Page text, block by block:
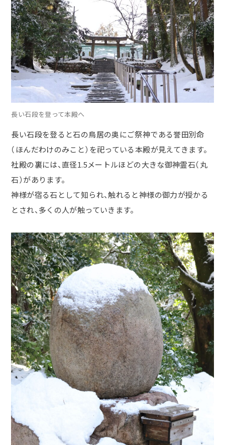
長い石段を登って本殿へ
長い石段を登ると石の鳥居の奥にご祭神である誉田別命
（ほんだわけのみこと）を祀っている本殿が見えてきます。
社殿の裏には、直径1.5メートルほどの大きな御神霊石（丸
石）があります。
神様が宿る石として知られ、触れると神様の御力が授かる
とされ、多くの人が触っていきます。